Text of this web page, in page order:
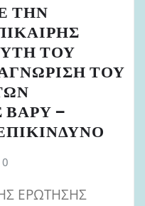
ΤΗΝ
ΤΟΥ
ΤΟΥ
–
0
ΕΡΩΤΗΣΗΣ